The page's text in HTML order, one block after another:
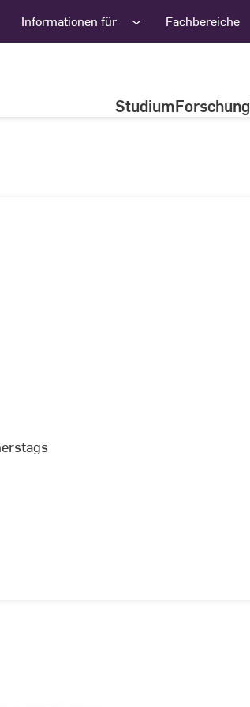
Informationen für Fachbereiche
StudiumForschung